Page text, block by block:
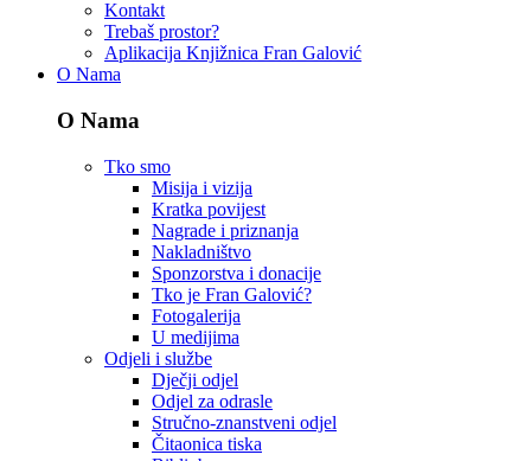
Kontakt
Trebaš prostor?
Aplikacija Knjižnica Fran Galović
O Nama
O Nama
Tko smo
Misija i vizija
Kratka povijest
Nagrade i priznanja
Nakladništvo
Sponzorstva i donacije
Tko je Fran Galović?
Fotogalerija
U medijima
Odjeli i službe
Dječji odjel
Odjel za odrasle
Stručno-znanstveni odjel
Čitaonica tiska